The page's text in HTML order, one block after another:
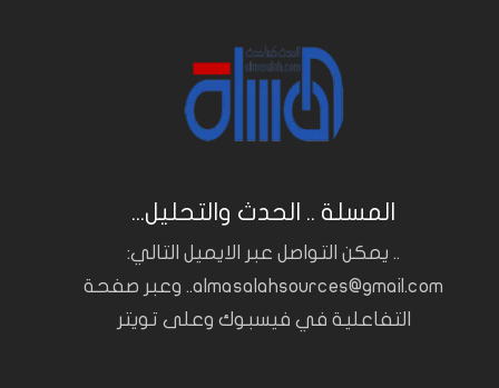
المسلة .. الحدث والتحليل...
.. يمكن التواصل عبر الايميل التالي:
almasalahsources@gmail.com.. وعبر صفحة
التفاعلية في فيسبوك وعلى تويتر